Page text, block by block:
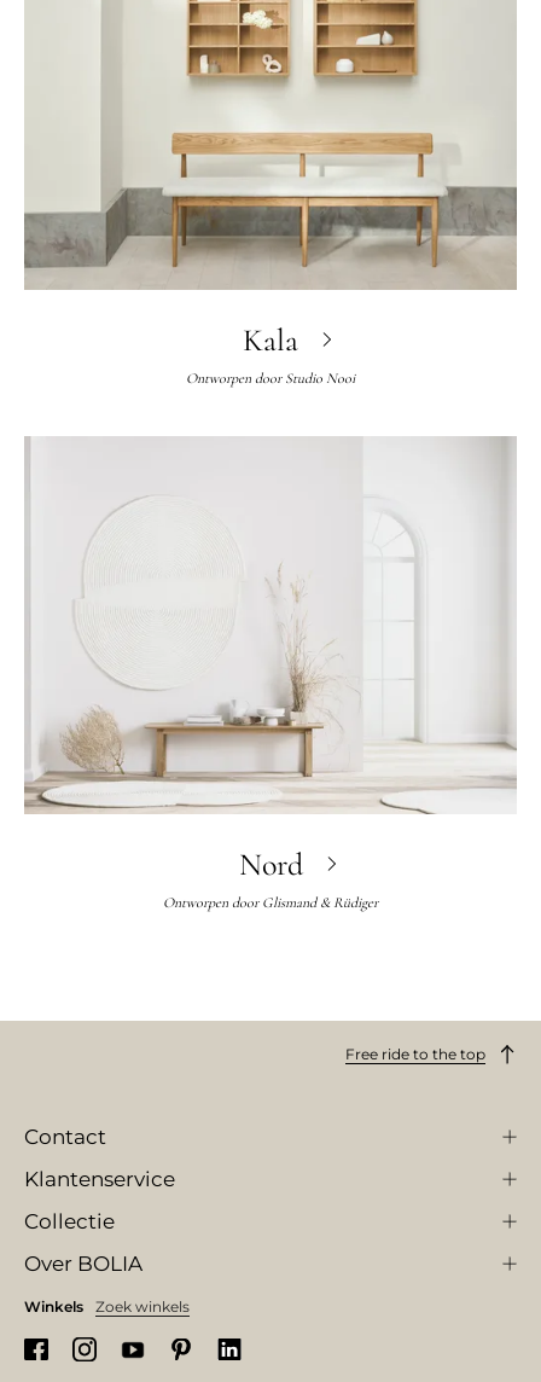
Kala
Ontworpen door Studio Nooi
Nord
Ontworpen door Glismand & Rüdiger
Free ride to the top
Contact
Klantenservice
Collectie
Over BOLIA
Winkels Zoek winkels